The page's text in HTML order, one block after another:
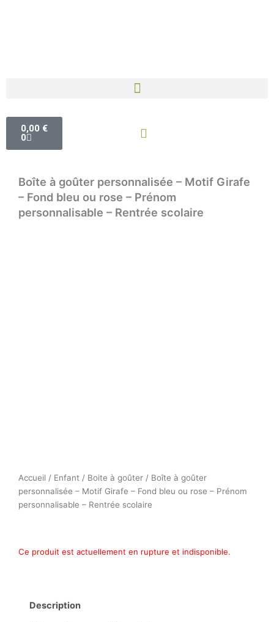
0,00 €
0
Panier
Boîte à goûter personnalisée – Motif Girafe
– Fond bleu ou rose – Prénom
personnalisable – Rentrée scolaire
Accueil / Enfant / Boite à goûter / Boîte à goûter
personnalisée – Motif Girafe – Fond bleu ou rose – Prénom
personnalisable – Rentrée scolaire
Ce produit est actuellement en rupture et indisponible.
Description